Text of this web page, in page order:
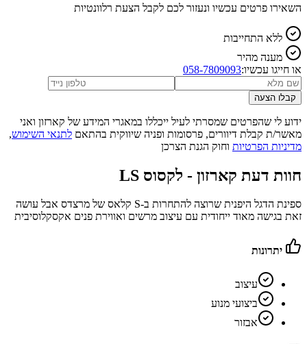
השאירו פרטים עכשיו ונעזור לכם לקבל הצעת רלוונטיות
ללא התחייבות
מענה מהיר
או חייגו עכשיו:058-7809093
קבלו הצעה
ידוע לי שהפרטים שמסרתי לעיל ייכללו במאגרי המידע של קארזון ואני
מאשר/ת קבלת דיוורים, פרסומות ופניה שיווקית בהתאם לתנאי השימוש,
מדיניות הפרטיות וחוק הגנת הצרכן
חוות דעת קארזון - לקסוס LS
ספינת הדגל היפנית שרוצה להתחרות ב-S קלאס של מרצדס אבל עושה
זאת בגישה מאוד ייחודית עם עיצוב מרשים ואווירת פנים אקסקלוסיבית
יתרונות
עיצוב
ביצועי מנוע
אבזור